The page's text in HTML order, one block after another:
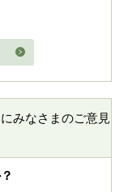
みなさまのご意見